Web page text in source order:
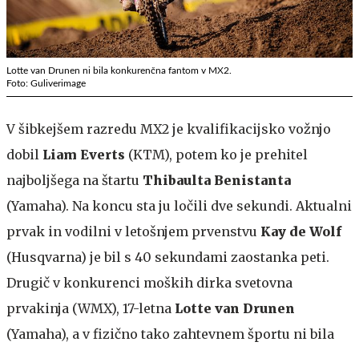
Lotte van Drunen ni bila konkurenčna fantom v MX2.
Foto: Guliverimage
V šibkejšem razredu MX2 je kvalifikacijsko vožnjo
dobil Liam Everts (KTM), potem ko je prehitel
najboljšega na štartu Thibaulta Benistanta
(Yamaha). Na koncu sta ju ločili dve sekundi. Aktualni
prvak in vodilni v letošnjem prvenstvu Kay de Wolf
(Husqvarna) je bil s 40 sekundami zaostanka peti.
Drugič v konkurenci moških dirka svetovna
prvakinja (WMX), 17-letna Lotte van Drunen
(Yamaha), a v fizično tako zahtevnem športu ni bila